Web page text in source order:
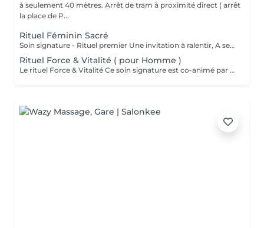
à seulement 40 mètres. Arrêt de tram à proximité direct ( arrêt
la place de P...
Rituel Féminin Sacré
Soin signature - Rituel premier Une invitation à ralentir, A se reconnecter à son corps, A sa féminité, Et à sa profondeur intérieure. Le Rituel Féminin Sacré est un massage émotionnel réconfortant et enveloppant, aux manuvres lentes et ondulantes, conçu comme un véritable voyage intérieur. Ce soin signature est co-animé par deux expertes: ' Une praticienne en massage bien-être ' Une sophrologue certifiée Pour une approche globale du corps, des émotions et de la conscience. Une huile neutre naturelle accompagne le rituel pour sublimer la peau et soutenir la dimension symbolique du soin . Le rituel se clôture par un accueil des ressentis et échange. Pour toute information complémentaire ou réservation ce soin , je vous invite à me contacter.
Rituel Force & Vitalité ( pour Homme )
Le rituel Force & Vitalité Ce soin signature est co-animé par deux expertes: ' Une praticienne en massage bien-être ' Une sophrologue certifiée Pour une approche globale du corps, des émotions et de la conscience. C'est un soin global qui agit à la fois sur le corps et l'esprit. Il associe des techniques de massage profondes pour libérer les tensions et relancer l'énergie, à des exercices de respiration et de relaxation guidée pour apaiser le mental et renforcer l'ancrage. Cette synergie unique permet de retrouver force, équilibre intérieur et clarté, tout en offrant une sensation durable de bien-être et de vitalité. Pour toute information complémentaire ou réservation ce soin , je vous invite à me contacter.